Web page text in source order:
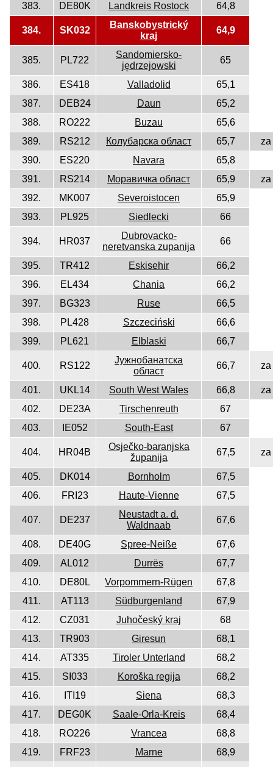
383.
DE80K Landkreis Rostock 64,8
384. SK032
Banskobystrický
kraj
64,9
385. PL722
Sandomiersko-
jędrzejowski
65
386. ES418 Valladolid
65,1
387.
DEB24 Daun
65,2
388.
RO222 Buzau
65,6
389.
RS212 Колубарска област 65,7
za
390.
ES220 Navara
65,8
391.
RS214 Моравичка област 65,9
za
392.
MK007 Severoistocen
65,9
393.
PL925 Siedlecki 66
394. HR037
Dubrovacko-
neretvanska zupanija
66
395. TR412 Eskisehir
66,2
396.
EL434 Chania
66,2
397.
BG323 Ruse
66,5
398.
PL428 Szczeciński
66,6
399.
PL621 Elblaski 66,7
400. RS122
Јужнобанатска
област
66,7 za
401. UKL14 South West Wales 66,8
za
402.
DE23A Tirschenreuth
67
403.
IE052 South-East 67
404. HR04B
Osječko-baranjska
županija
67,5 za
405. DK014 Bornholm
67,5
406.
FRI23 Haute-Vienne 67,5
407. DE237
Neustadt a. d.
Waldnaab
67,6
408. DE40G Spree-Neiße
67,6
409.
AL012 Durrës
67,7
410.
DE80L Vorpommern-Rügen
67,8
411.
AT113 Südburgenland
67,9
412.
CZ031 Juhočeský kraj
68
413.
TR903 Giresun
68,1
414.
AT335 Tiroler Unterland
68,2
415.
SI033 Koroška regija
68,2
416.
ITI19 Siena
68,3
417.
DEG0K Saale-Orla-Kreis
68,4
418.
RO226 Vrancea
68,8
419.
FRF23 Marne
68,9